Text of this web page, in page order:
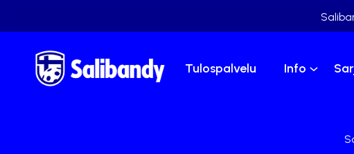
Tulospalvelu Info